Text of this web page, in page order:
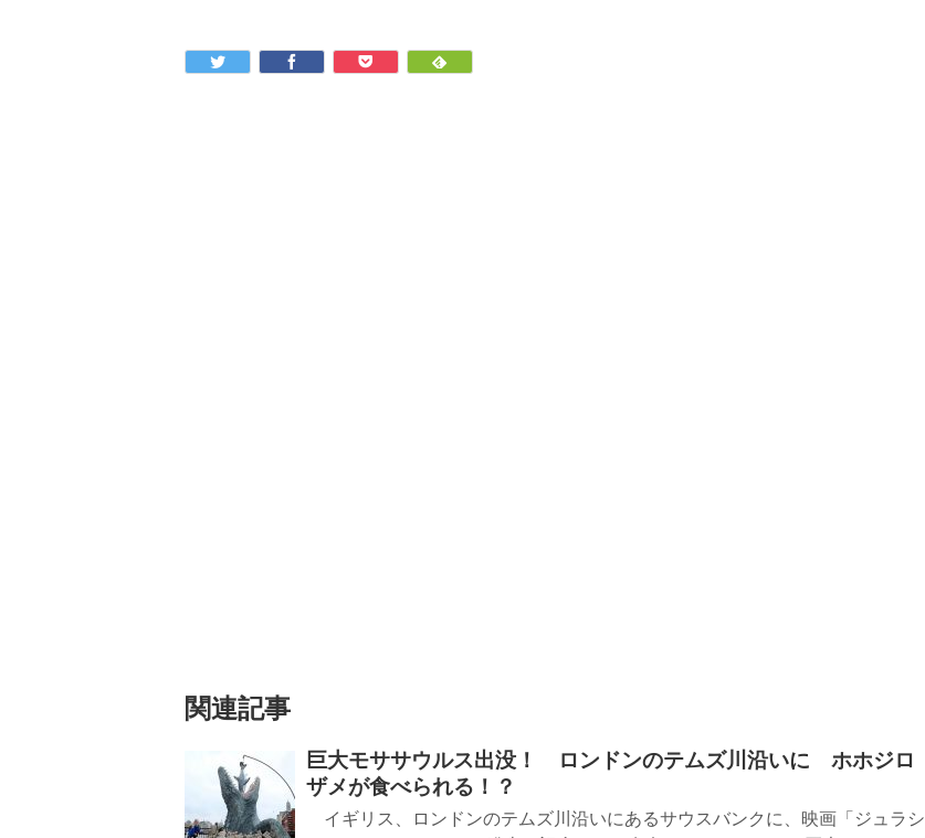
関連記事
巨大モササウルス出没！ ロンドンのテムズ川沿いに ホホジロ
ザメが食べられる！？
イギリス、ロンドンのテムズ川沿いにあるサウスバンクに、映画「ジュラシ